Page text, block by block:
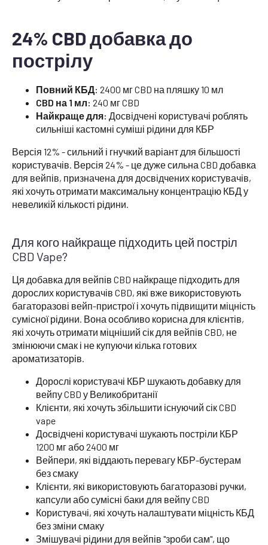
24% CBD добавка до
пострілу
Повний КБД: 2400 мг CBD на пляшку 10 мл
CBD на 1 мл: 240 мг CBD
Найкраще для: Досвідчені користувачі роблять
сильніші кастомні суміші рідини для КБР
Версія 12% - сильний і гнучкий варіант для більшості
користувачів. Версія 24% - це дуже сильна CBD добавка
для вейпів, призначена для досвідчених користувачів,
які хочуть отримати максимальну концентрацію КБД у
невеликій кількості рідини.
Для кого найкраще підходить цей постріл
CBD Vape?
Ця добавка для вейпів CBD найкраще підходить для
дорослих користувачів CBD, які вже використовують
багаторазові вейп-пристрої і хочуть підвищити міцність
сумісної рідини. Вона особливо корисна для клієнтів,
які хочуть отримати міцніший сік для вейпів CBD, не
змінюючи смак і не купуючи кілька готових
ароматизаторів.
Дорослі користувачі КБР шукають добавку для
вейпу CBD у Великобританії
Клієнти, які хочуть збільшити існуючий сік CBD
vape
Досвідчені користувачі шукають постріли КБР
1200 мг або 2400 мг
Вейпери, які віддають перевагу КБР-бустерам
без смаку
Клієнти, які використовують багаторазові ручки,
капсули або сумісні баки для вейпу CBD
Користувачі, які хочуть налаштувати міцність КБД
без зміни смаку
Змішувачі рідини для вейпів "зроби сам", що